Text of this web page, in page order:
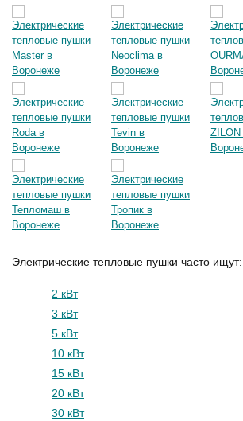
Электрические тепловые пушки часто ищут:
2 кВт
3 кВт
5 кВт
10 кВт
15 кВт
20 кВт
30 кВт